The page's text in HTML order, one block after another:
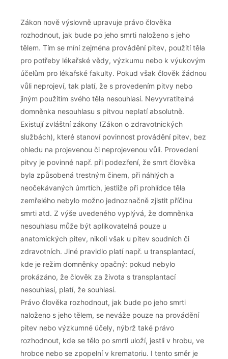
Zákon nově výslovně upravuje právo člověka
rozhodnout, jak bude po jeho smrti naloženo s jeho
tělem. Tím se míní zejména provádění pitev, použití těla
pro potřeby lékařské vědy, výzkumu nebo k výukovým
účelům pro lékařské fakulty. Pokud však člověk žádnou
vůli neprojeví, tak platí, že s provedením pitvy nebo
jiným použitím svého těla nesouhlasí. Nevyvratitelná
domněnka nesouhlasu s pitvou neplatí absolutně.
Existují zvláštní zákony (Zákon o zdravotnických
službách), které stanoví povinnost provádění pitev, bez
ohledu na projevenou či neprojevenou vůli. Provedení
pitvy je povinné např. při podezření, že smrt člověka
byla způsobená trestným činem, při náhlých a
neočekávaných úmrtích, jestliže při prohlídce těla
zemřelého nebylo možno jednoznačně zjistit příčinu
smrti atd. Z výše uvedeného vyplývá, že domněnka
nesouhlasu může být aplikovatelná pouze u
anatomických pitev, nikoli však u pitev soudních či
zdravotních. Jiné pravidlo platí např. u transplantací,
kde je režim domněnky opačný: pokud nebylo
prokázáno, že člověk za života s transplantací
nesouhlasí, platí, že souhlasí.
Právo člověka rozhodnout, jak bude po jeho smrti
naloženo s jeho tělem, se neváže pouze na provádění
pitev nebo výzkumné účely, nýbrž také právo
rozhodnout, kde se tělo po smrti uloží, jestli v hrobu, ve
hrobce nebo se zpopelní v krematoriu. I tento směr je